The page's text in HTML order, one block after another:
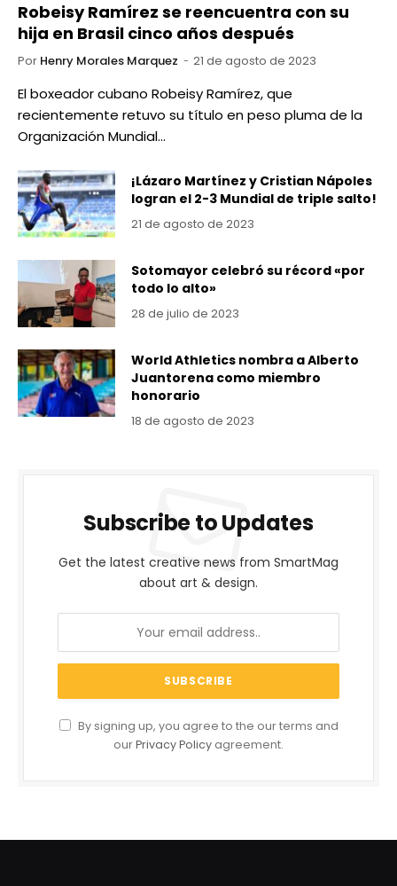
Robeisy Ramírez se reencuentra con su
hija en Brasil cinco años después
Por Henry Morales Marquez 21 de agosto de 2023
El boxeador cubano Robeisy Ramírez, que
recientemente retuvo su título en peso pluma de la
Organización Mundial…
¡Lázaro Martínez y Cristian Nápoles
logran el 2-3 Mundial de triple salto!
21 de agosto de 2023
Sotomayor celebró su récord «por
todo lo alto»
28 de julio de 2023
World Athletics nombra a Alberto
Juantorena como miembro
honorario
18 de agosto de 2023
Subscribe to Updates
Get the latest creative news from SmartMag
about art & design.
By signing up, you agree to the our terms and
ourPrivacy Policy agreement.